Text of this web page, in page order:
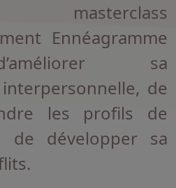
Ennéagramme
sa
de
les profils de
de développer sa